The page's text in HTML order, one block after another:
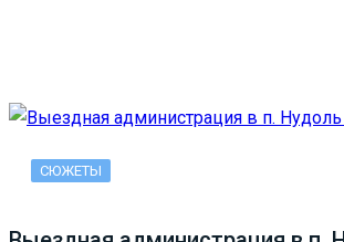
СЮЖЕТЫ